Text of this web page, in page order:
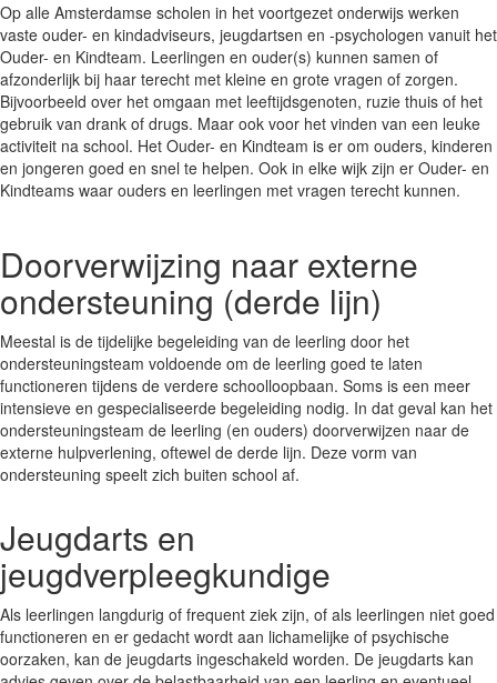
Op alle Amsterdamse scholen in het voortgezet onderwijs werken
vaste ouder- en kindadviseurs, jeugdartsen en -psychologen vanuit het
Ouder- en Kindteam. Leerlingen en ouder(s) kunnen samen of
afzonderlijk bij haar terecht met kleine en grote vragen of zorgen.
Bijvoorbeeld over het omgaan met leeftijdsgenoten, ruzie thuis of het
gebruik van drank of drugs. Maar ook voor het vinden van een leuke
activiteit na school. Het Ouder- en Kindteam is er om ouders, kinderen
en jongeren goed en snel te helpen. Ook in elke wijk zijn er Ouder- en
Kindteams waar ouders en leerlingen met vragen terecht kunnen.
Doorverwijzing naar externe
ondersteuning (derde lijn)
Meestal is de tijdelijke begeleiding van de leerling door het
ondersteuningsteam voldoende om de leerling goed te laten
functioneren tijdens de verdere schoolloopbaan. Soms is een meer
intensieve en gespecialiseerde begeleiding nodig. In dat geval kan het
ondersteuningsteam de leerling (en ouders) doorverwijzen naar de
externe hulpverlening, oftewel de derde lijn. Deze vorm van
ondersteuning speelt zich buiten school af.
Jeugdarts en
jeugdverpleegkundige
Als leerlingen langdurig of frequent ziek zijn, of als leerlingen niet goed
functioneren en er gedacht wordt aan lichamelijke of psychische
oorzaken, kan de jeugdarts ingeschakeld worden. De jeugdarts kan